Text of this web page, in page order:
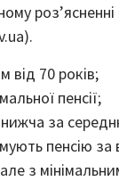
роз’ясненні
від 70 років;
пенсії;
за
пенсію за
з